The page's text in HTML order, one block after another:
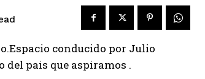
conducido por Julio
del pais que aspiramos .